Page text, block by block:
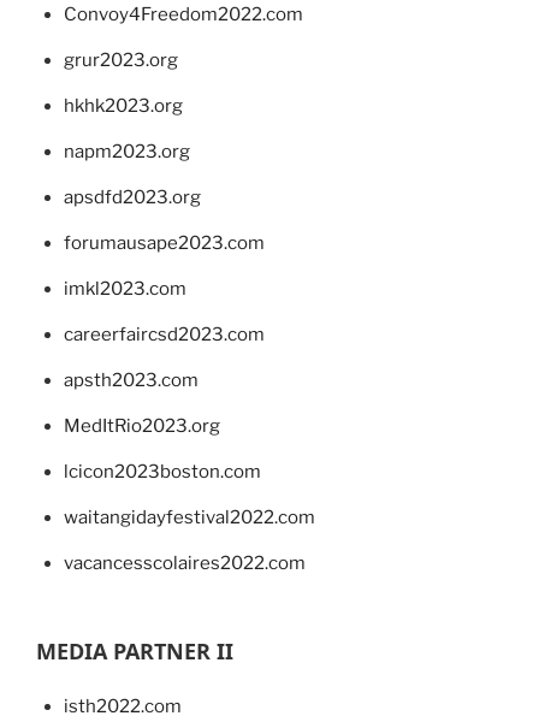
Convoy4Freedom2022.com
grur2023.org
hkhk2023.org
napm2023.org
apsdfd2023.org
forumausape2023.com
imkl2023.com
careerfaircsd2023.com
apsth2023.com
MedItRio2023.org
lcicon2023boston.com
waitangidayfestival2022.com
vacancesscolaires2022.com
MEDIA PARTNER II
isth2022.com